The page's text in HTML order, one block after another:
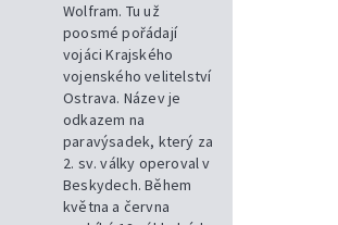
Wolfram. Tu už
poosmé pořádají
vojáci Krajského
vojenského velitelství
Ostrava. Název je
odkazem na
paravýsadek, který za
2. sv. války operoval v
Beskydech. Během
května a června